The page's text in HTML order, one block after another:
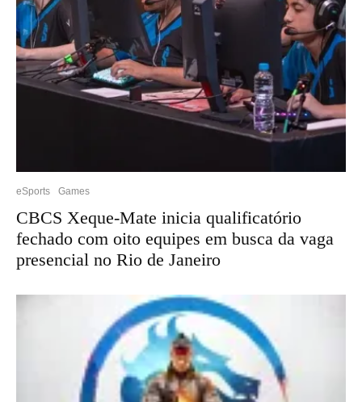
eSports Games
CBCS Xeque-Mate inicia qualificatório
fechado com oito equipes em busca da vaga
presencial no Rio de Janeiro